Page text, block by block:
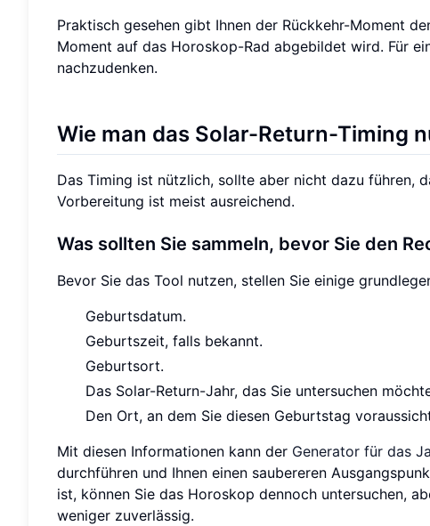
Praktisch gesehen gibt Ihnen der Rückkehr-Moment
Moment auf das Horoskop-Rad abgebildet wird. Für
nachzudenken.
Wie man das Solar-Return-Timing
Das Timing ist nützlich, sollte aber nicht dazu führen,
Vorbereitung ist meist ausreichend.
Was sollten Sie sammeln, bevor Sie den
Bevor Sie das Tool nutzen, stellen Sie einige
Geburtsdatum.
Geburtszeit, falls bekannt.
Geburtsort.
Das Solar-Return-Jahr, das Sie untersuchen
Den Ort, an dem Sie diesen Geburtstag
Mit diesen Informationen kann der Generator für das
durchführen und Ihnen einen saubereren
ist, können Sie das Horoskop dennoch untersuchen,
weniger zuverlässig.